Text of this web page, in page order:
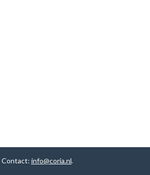
Contact: info@coria.nl.